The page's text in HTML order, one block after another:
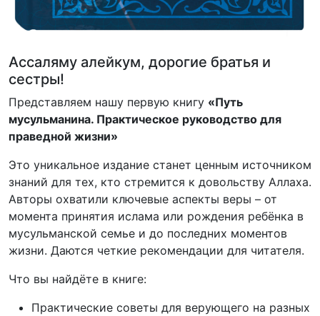
Ассаляму алейкум, дорогие братья и
сестры!
Представляем нашу первую книгу «Путь
мусульманина. Практическое руководство для
праведной жизни»
Это уникальное издание станет ценным источником
знаний для тех, кто стремится к довольству Аллаха.
Авторы охватили ключевые аспекты веры – от
момента принятия ислама или рождения ребёнка в
мусульманской семье и до последних моментов
жизни. Даются четкие рекомендации для читателя.
Что вы найдёте в книге:
Практические советы для верующего на разных